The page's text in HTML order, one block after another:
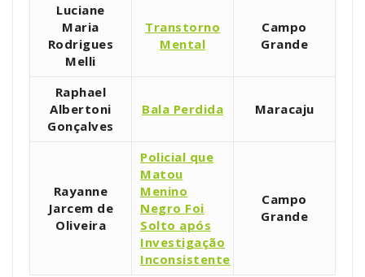
Luciane
Maria
Rodrigues
Melli
Transtorno
Mental
Campo
Grande
Raphael
Albertoni
Gonçalves
Bala Perdida Maracaju
Rayanne
Jarcem de
Oliveira
Policial que
Matou
Menino
Negro Foi
Solto após
Investigação
Inconsistente
Campo
Grande